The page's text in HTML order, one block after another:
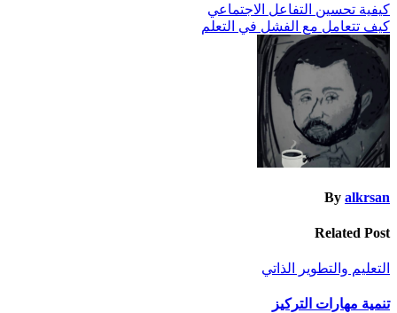
تصفّح
المقالات
كيفية تحسين التفاعل الاجتماعي
كيف تتعامل مع الفشل في التعلم
By alkrsan
Related Post
التعليم والتطوير الذاتي
تنمية مهارات التركيز